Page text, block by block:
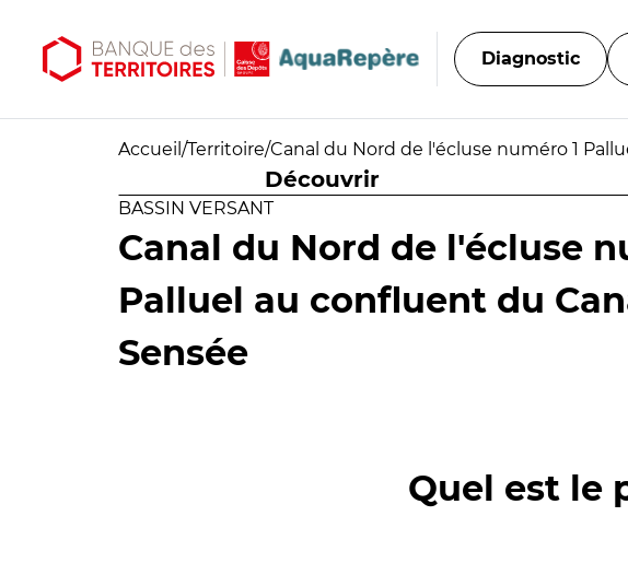
Diagnostic
Accueil /Territoire/Canal du Nord de l'écluse numéro 1
Découvrir
BASSIN VERSANT
Canal du Nord de l'écluse
Palluel au confluent du
Sensée
Quel est le